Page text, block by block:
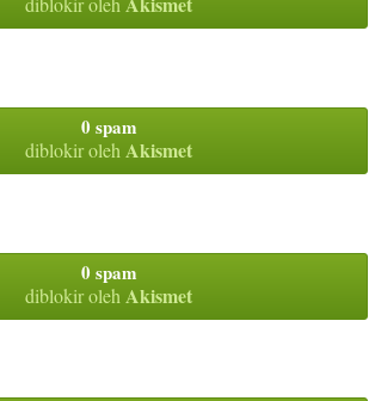
0 spam
diblokir oleh Akismet
0 spam
diblokir oleh Akismet